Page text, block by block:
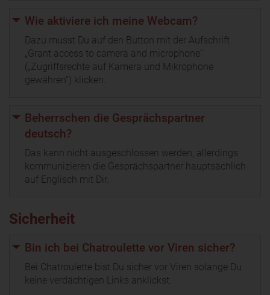
Wie aktiviere ich meine Webcam?
Dazu musst Du auf den Button mit der Aufschrift
„Grant access to camera and microphone“
(„Zugriffsrechte auf Kamera und Mikrophone
gewähren“) klicken.
Beherrschen die Gesprächspartner
deutsch?
Das kann nicht ausgeschlossen werden, allerdings
kommunizieren die Gesprächspartner hauptsächlich
auf Englisch mit Dir.
Sicherheit
Bin ich bei Chatroulette vor Viren sicher?
Bei Chatroulette bist Du sicher vor Viren solange Du
keine verdächtigen Links anklickst.